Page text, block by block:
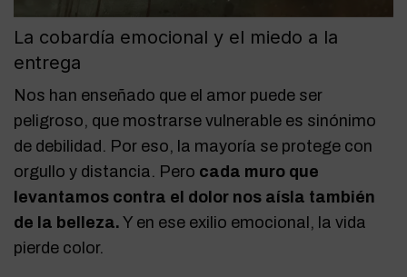
La cobardía emocional y el miedo a la
entrega
Nos han enseñado que el amor puede ser
peligroso, que mostrarse vulnerable es sinónimo
de debilidad. Por eso, la mayoría se protege con
orgullo y distancia. Pero cada muro que
levantamos contra el dolor nos aísla también
de la belleza. Y en ese exilio emocional, la vida
pierde color.